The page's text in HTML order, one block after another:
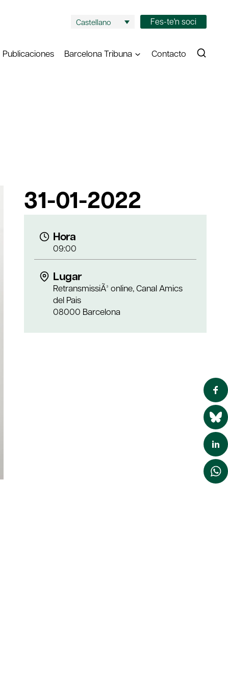
Castellano Fes-te'n soci
Publicaciones Barcelona Tribuna Contacto
31-01-2022
Hora
09:00
Lugar
RetransmissiÃ³ online, Canal Amics
del Pais
08000 Barcelona